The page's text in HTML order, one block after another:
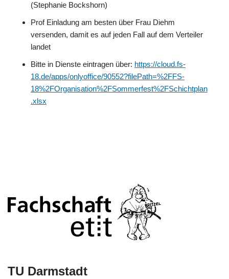
(Stephanie Bockshorn)
Prof Einladung am besten über Frau Diehm
versenden, damit es auf jeden Fall auf dem Verteiler
landet
Bitte in Dienste eintragen über: https://cloud.fs-
18.de/apps/onlyoffice/90552?filePath=%2FFS-
18%2FOrganisation%2FSommerfest%2FSchichtplan
.xlsx
TU Darmstadt